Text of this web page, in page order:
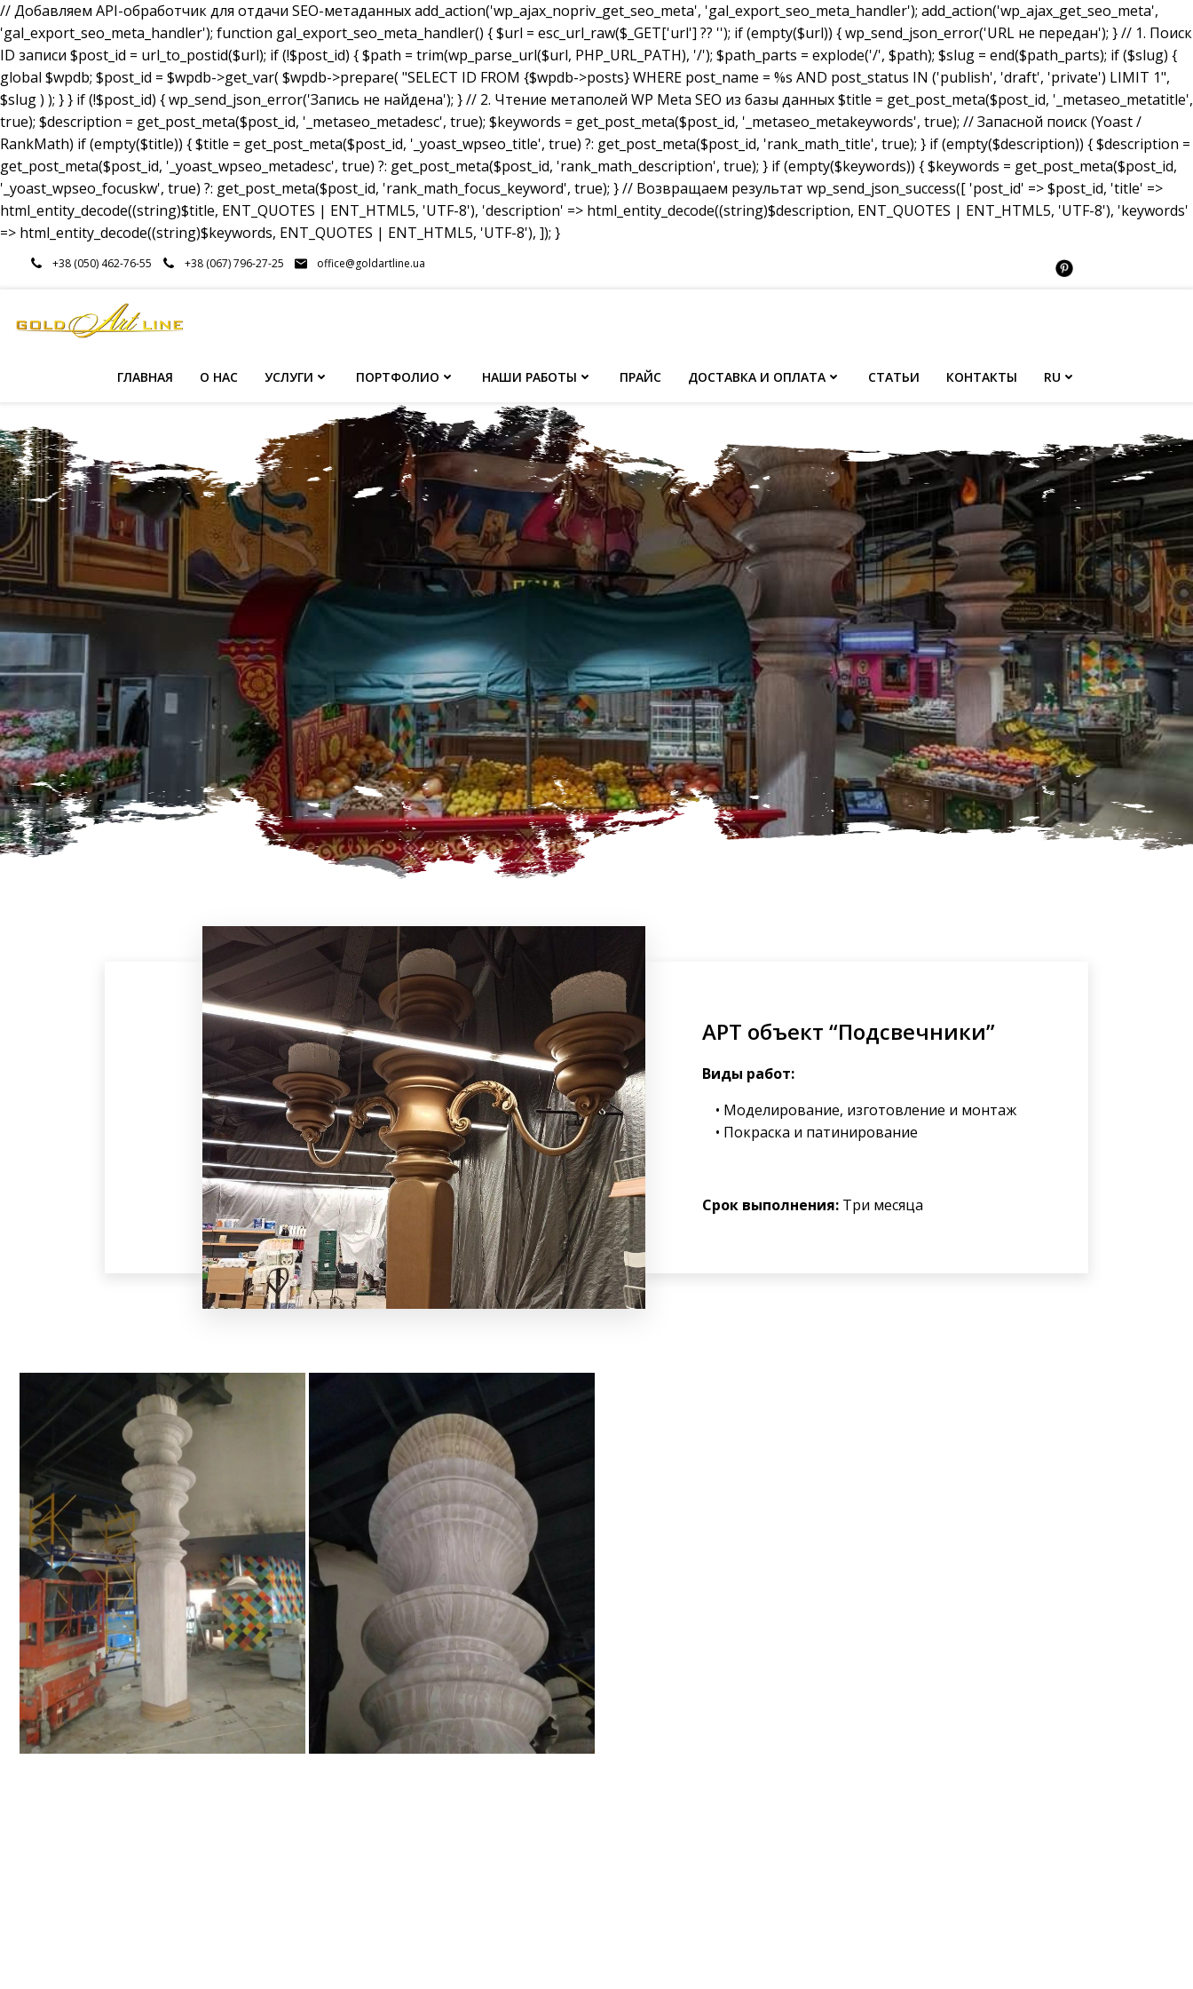
// Добавляем API-обработчик для отдачи SEO-метаданных add_action('wp_ajax_nopriv_get_seo_meta', 'gal_export_seo_meta_handler'); add_action('wp_ajax_get_seo_meta',
'gal_export_seo_meta_handler'); function gal_export_seo_meta_handler() { $url = esc_url_raw($_GET['url'] ?? ''); if (empty($url)) { wp_send_json_error('URL не передан'); } // 1. Поиск
ID записи $post_id = url_to_postid($url); if (!$post_id) { $path = trim(wp_parse_url($url, PHP_URL_PATH), '/'); $path_parts = explode('/', $path); $slug = end($path_parts); if ($slug) {
global $wpdb; $post_id = $wpdb->get_var( $wpdb->prepare( "SELECT ID FROM {$wpdb->posts} WHERE post_name = %s AND post_status IN ('publish', 'draft', 'private') LIMIT 1",
$slug ) ); } } if (!$post_id) { wp_send_json_error('Запись не найдена'); } // 2. Чтение метаполей WP Meta SEO из базы данных $title = get_post_meta($post_id, '_metaseo_metatitle',
true); $description = get_post_meta($post_id, '_metaseo_metadesc', true); $keywords = get_post_meta($post_id, '_metaseo_metakeywords', true); // Запасной поиск (Yoast /
RankMath) if (empty($title)) { $title = get_post_meta($post_id, '_yoast_wpseo_title', true) ?: get_post_meta($post_id, 'rank_math_title', true); } if (empty($description)) { $description =
get_post_meta($post_id, '_yoast_wpseo_metadesc', true) ?: get_post_meta($post_id, 'rank_math_description', true); } if (empty($keywords)) { $keywords = get_post_meta($post_id,
'_yoast_wpseo_focuskw', true) ?: get_post_meta($post_id, 'rank_math_focus_keyword', true); } // Возвращаем результат wp_send_json_success([ 'post_id' => $post_id, 'title' =>
html_entity_decode((string)$title, ENT_QUOTES | ENT_HTML5, 'UTF-8'), 'description' => html_entity_decode((string)$description, ENT_QUOTES | ENT_HTML5, 'UTF-8'), 'keywords'
=> html_entity_decode((string)$keywords, ENT_QUOTES | ENT_HTML5, 'UTF-8'), ]); }
Перейти+38 (050) 462-76-55 +38 (067) 796-27-25 office@goldartline.ua
ГЛАВНАЯ О НАС УСЛУГИ ПОРТФОЛИО НАШИ РАБОТЫ ПРАЙС ДОСТАВКА И ОПЛАТА СТАТЬИ КОНТАКТЫ RU
АРТ объект “Подсвечники”
Виды работ:
Моделирование, изготовление и монтаж
Покраска и патинирование
Срок выполнения: Три месяца